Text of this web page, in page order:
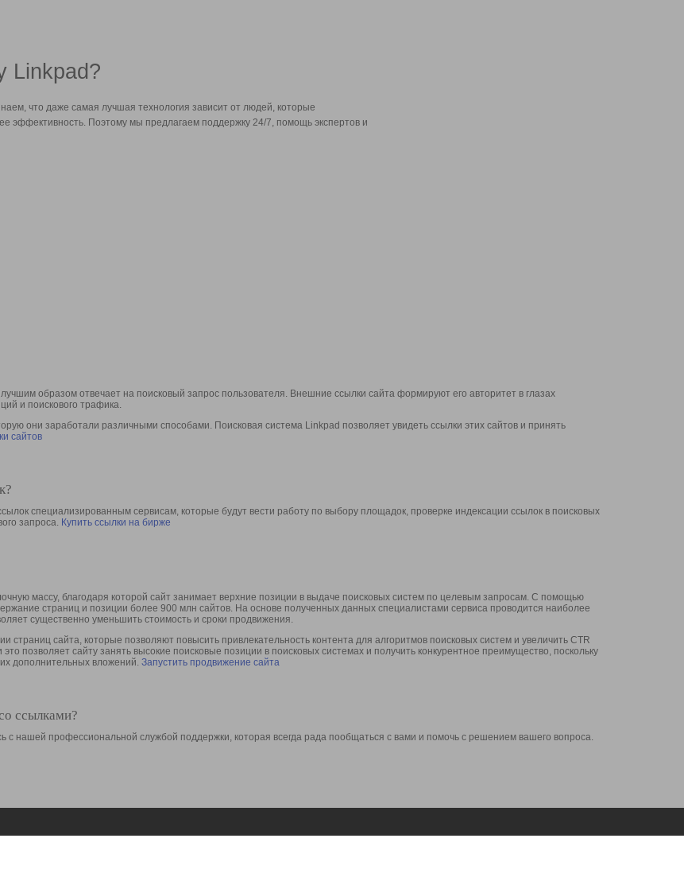
Linkpad?
что даже самая лучшая технология зависит от людей, которые
эффективность. Поэтому мы предлагаем поддержку 24/7, помощь экспертов и
образом отвечает на поисковый запрос пользователя. Внешние ссылки сайта формируют его авторитет в глазах
и поискового трафика.
они заработали различными способами. Поисковая система Linkpad позволяет увидеть ссылки этих сайтов и принять
сайтов
специализированным сервисам, которые будут вести работу по выбору площадок, проверке индексации ссылок в поисковых
запроса. Купить ссылки на бирже
массу, благодаря которой сайт занимает верхние позиции в выдаче поисковых систем по целевым запросам. С помощью
страниц и позиции более 900 млн сайтов. На основе полученных данных специалистами сервиса проводится наиболее
существенно уменьшить стоимость и сроки продвижения.
сайта, которые позволяют повысить привлекательность контента для алгоритмов поисковых систем и увеличить CTR
позволяет сайту занять высокие поисковые позиции в поисковых системах и получить конкурентное преимущество, поскольку
дополнительных вложений. Запустить продвижение сайта
ссылками?
с нашей профессиональной службой поддержки, которая всегда рада пообщаться с вами и помочь с решением вашего вопроса.